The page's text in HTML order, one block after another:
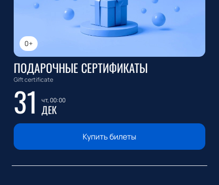
0+
ПОДАРОЧНЫЕ СЕРТИФИКАТЫ
Gift certificate
31 чт, 00:00
ДЕК
Купить билеты